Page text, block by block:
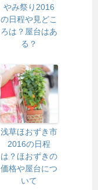
やみ祭り2016
の日程や見どこ
ろは？屋台はあ
る？
浅草ほおずき市
2016の日程
は？ほおずきの
価格や屋台につ
いて